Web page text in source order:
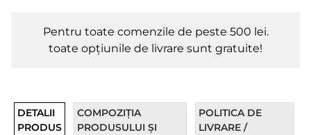
Pentru toate comenzile de peste 500 lei.
toate opțiunile de livrare sunt gratuite!
DETALII
PRODUS
COMPOZIȚIA
PRODUSULUI ȘI
POLITICA DE
LIVRARE /